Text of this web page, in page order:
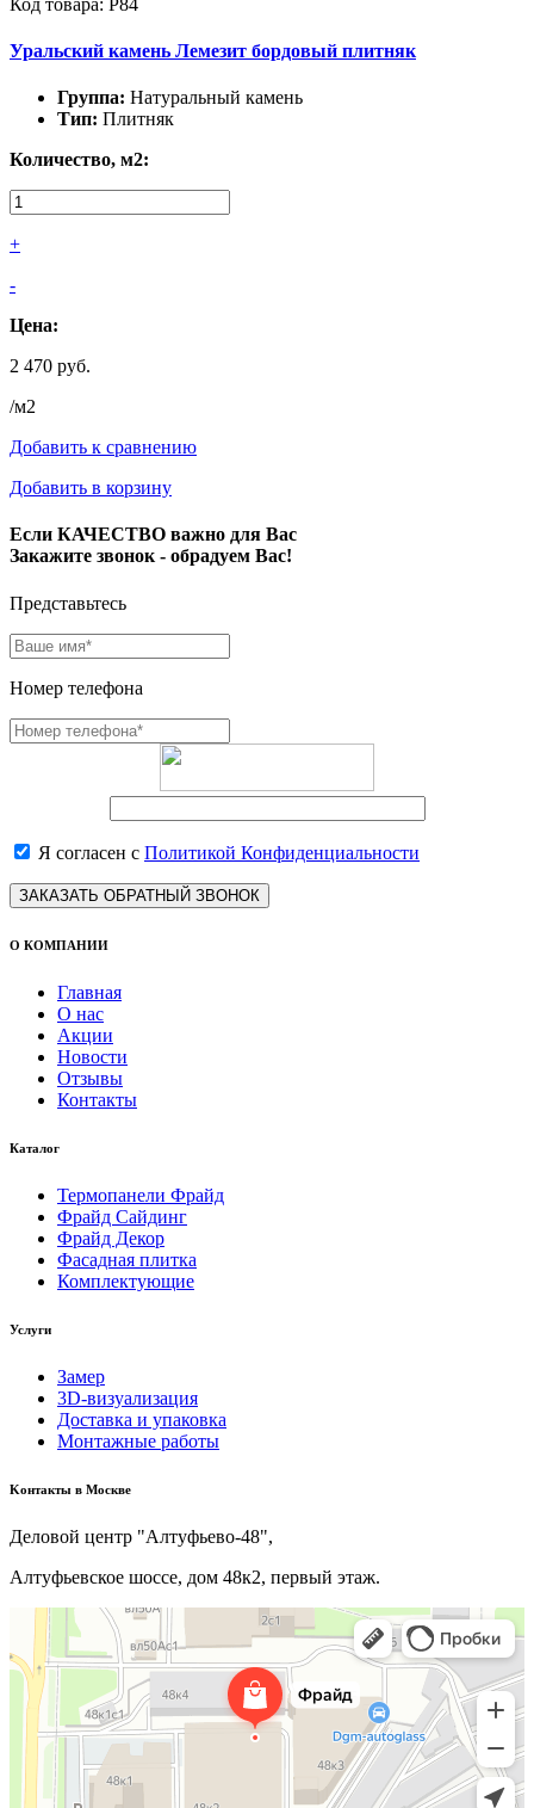
Уральский камень Лемезит бордовый плитняк
Группа: Натуральный камень
Тип: Плитняк
Количество, м2:
+
-
Цена:
2 470 руб.
/м2
Добавить к сравнению
Добавить в корзину
Если КАЧЕСТВО важно для Вас
Закажите звонок - обрадуем Вас!
Представьтесь
Номер телефона
Я согласен с Политикой Конфиденциальности
ЗАКАЗАТЬ ОБРАТНЫЙ ЗВОНОК
О КОМПАНИИ
Главная
О нас
Акции
Новости
Отзывы
Контакты
Каталог
Термопанели Фрайд
Фрайд Сайдинг
Фрайд Декор
Фасадная плитка
Комплектующие
Услуги
Замер
3D-визуализация
Доставка и упаковка
Монтажные работы
Kонтакты в Москве
Деловой центр "Алтуфьево-48",
Алтуфьевское шоссе, дом 48к2, первый этаж.